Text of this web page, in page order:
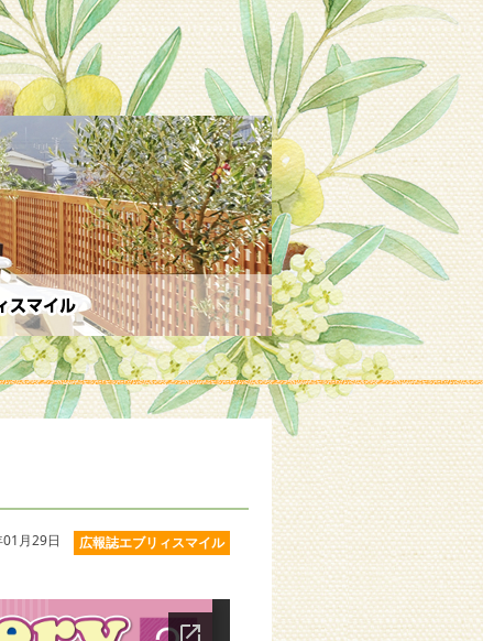
広報誌エブリィスマイル
月29日